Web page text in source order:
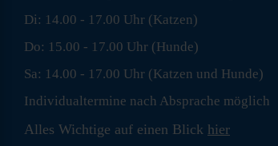
Di: 14.00 - 17.00 Uhr (Katzen)
Do: 15.00 - 17.00 Uhr (Hunde)
Sa: 14.00 - 17.00 Uhr (Katzen und Hunde)
Individualtermine nach Absprache möglich
Alles Wichtige auf einen Blick hier